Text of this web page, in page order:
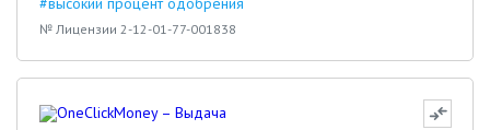
№ Лицензии 2-12-01-77-001838